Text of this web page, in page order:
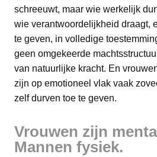
schreeuwt, maar wie werkelijk
wie verantwoordelijkheid draagt,
te geven, in volledige
geen omgekeerde
van natuurlijke kracht. En
zijn op emotioneel vlak vaak
zelf durven toe te geven.
Vrouwen zijn
Mannen fysiek.